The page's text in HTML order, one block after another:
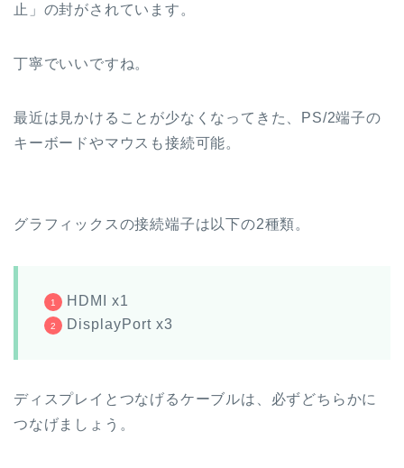
止」の封がされています。
丁寧でいいですね。
最近は見かけることが少なくなってきた、PS/2端子の
キーボードやマウスも接続可能。
グラフィックスの接続端子は以下の2種類。
HDMI x1
DisplayPort x3
ディスプレイとつなげるケーブルは、必ずどちらかに
つなげましょう。